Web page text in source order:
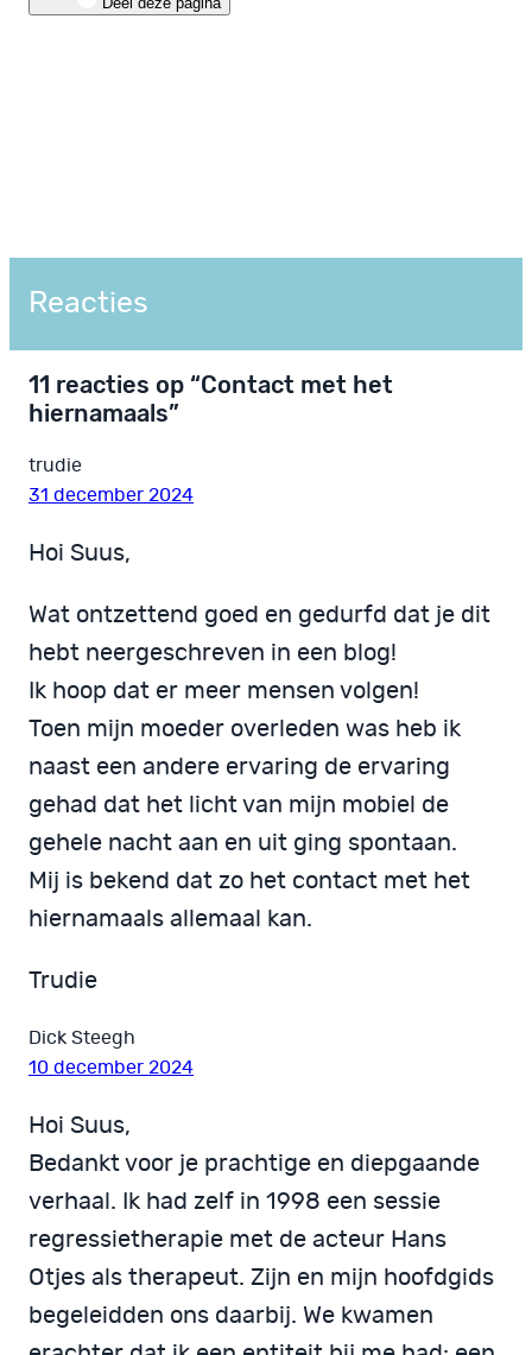
Reacties
11 reacties op “Contact met het
hiernamaals”
trudie
31 december 2024
Hoi Suus,
Wat ontzettend goed en gedurfd dat je dit
hebt neergeschreven in een blog!
Ik hoop dat er meer mensen volgen!
Toen mijn moeder overleden was heb ik
naast een andere ervaring de ervaring
gehad dat het licht van mijn mobiel de
gehele nacht aan en uit ging spontaan.
Mij is bekend dat zo het contact met het
hiernamaals allemaal kan.
Trudie
Dick Steegh
10 december 2024
Hoi Suus,
Bedankt voor je prachtige en diepgaande
verhaal. Ik had zelf in 1998 een sessie
regressietherapie met de acteur Hans
Otjes als therapeut. Zijn en mijn hoofdgids
begeleidden ons daarbij. We kwamen